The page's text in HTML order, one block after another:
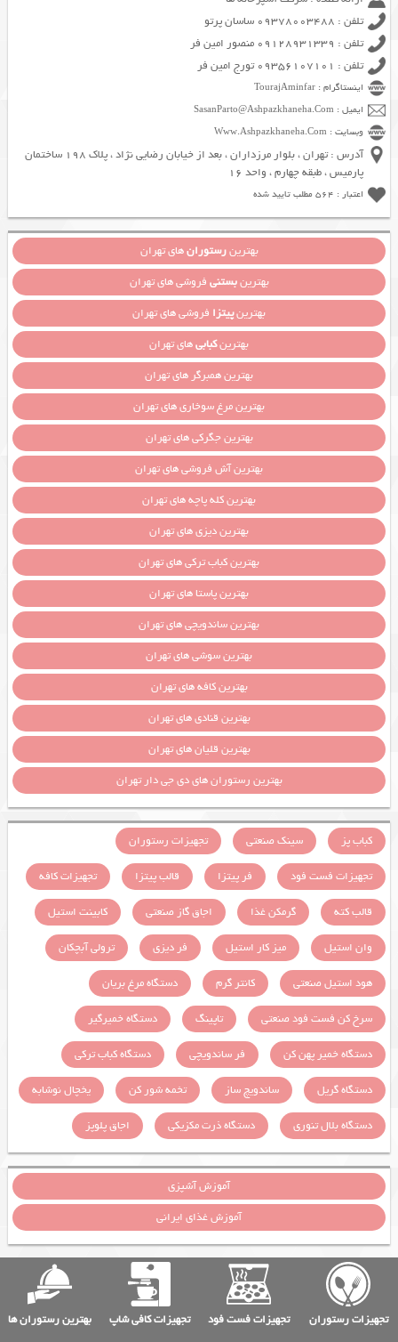
تلفن : 09378003488 ساسان پرتو
تلفن : 09128931339 منصور امین فر
تلفن : 09356107101 تورج امین فر
اینستاگرام : TourajAminfar
ایمیل : SasanParto@Ashpazkhaneha.Com
وبسایت : Www.Ashpazkhaneha.Com
آدرس : تهران ، بلوار مرزداران ، بعد از خیابان رضایی نژاد ، پلاک 198 ساختمان
پارمیس ، طبقه چهارم ، واحد 16
اعتبار : 564 مطلب تایید شده
بهترینرستورانهای تهران
بهترینبستنی فروشی های تهران
بهترینپیتزا فروشی های تهران
بهترینکبابیهای تهران
بهترین همبرگر های تهران
بهترین مرغ سوخاری های تهران
بهترین جگرکی های تهران
بهترین آش فروشی های تهران
بهترین کله پاچه های تهران
بهترین دیزی های تهران
بهترین کباب ترکی های تهران
بهترین پاستا های تهران
بهترین ساندویچی های تهران
بهترین سوشی های تهران
بهترین کافه های تهران
بهترین قنادی های تهران
بهترین قلیان های تهران
بهترین رستوران های دی جی دار تهران
کباب پز سینک صنعتی
تجهیزات رستوران
تجهیزات فست فود
فر پیتزا قالب پیتزا
تجهیزات کافه
قالب کته
گرمکن غذا اجاق گاز صنعتی
کابینت استیل
وان استیل
میز کار استیل فر دیزی
ترولی آبچکان
هود استیل صنعتی
کانتر گرم
دستگاه مرغ بریان
سرخ کن فست فود صنعتی
تاپینگ
دستگاه خمیرگیر
دستگاه خمیر پهن کن
فر ساندویچی
دستگاه کباب ترکی
دستگاه گریل
ساندویچ ساز تخمه شور کن
یخچال نوشابه
دستگاه بلال تنوری
دستگاه ذرت مکزیکی اجاق پلوپز
آموزش آشپزی
آموزش غذای ایرانی
تجهیزات رستوران تجهیزات فست فود تجهیزات کافی شاپ بهترین رستوران ها